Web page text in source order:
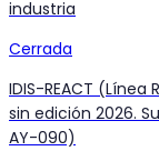
industria
Cerrada
IDIS-REACT
sin edición 2026.
AY-090)